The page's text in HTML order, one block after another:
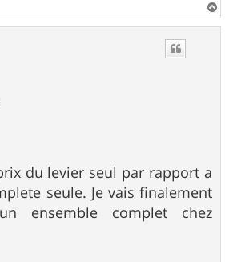
a
du levier seul par rapport a
seule. Je vais finalement
ensemble complet chez